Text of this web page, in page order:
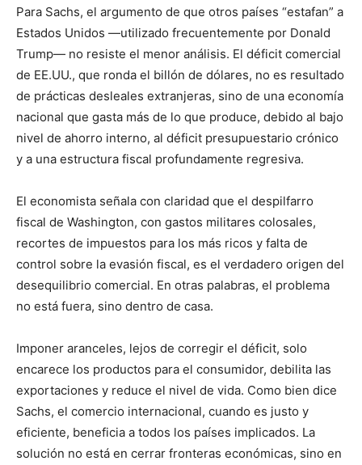
Para Sachs, el argumento de que otros países “estafan” a
Estados Unidos —utilizado frecuentemente por Donald
Trump— no resiste el menor análisis. El déficit comercial
de EE.UU., que ronda el billón de dólares, no es resultado
de prácticas desleales extranjeras, sino de una economía
nacional que gasta más de lo que produce, debido al bajo
nivel de ahorro interno, al déficit presupuestario crónico
y a una estructura fiscal profundamente regresiva.
El economista señala con claridad que el despilfarro
fiscal de Washington, con gastos militares colosales,
recortes de impuestos para los más ricos y falta de
control sobre la evasión fiscal, es el verdadero origen del
desequilibrio comercial. En otras palabras, el problema
no está fuera, sino dentro de casa.
Imponer aranceles, lejos de corregir el déficit, solo
encarece los productos para el consumidor, debilita las
exportaciones y reduce el nivel de vida. Como bien dice
Sachs, el comercio internacional, cuando es justo y
eficiente, beneficia a todos los países implicados. La
solución no está en cerrar fronteras económicas, sino en